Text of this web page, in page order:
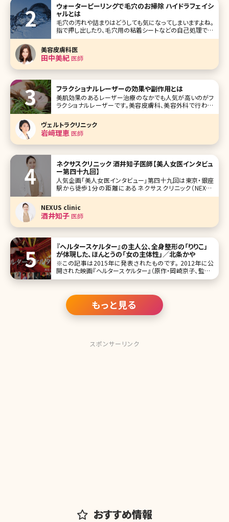
ウォーターピーリングで毛穴のお掃除 ハイドラフェイシ
ャルとは
毛穴の汚れや詰まりはどうしても気になってしまいますよね。
指で押し出したり、毛穴用の粘着シートなどの自己処理で無
理に毛穴詰まりを解消しようとするとお肌を傷つけてしまっ
たり、負荷がかかることによって毛穴が広がってしまい目立
ってしまうなどトラブルの原因となります。 ハイドラフェイシ
ャルはピーリングの
美容皮膚科医
田中美紀医師
フラクショナルレーザーの効果や副作用とは
美肌効果のあるレーザー治療のなかでも人気が高いのがフ
ラクショナルレーザーです。美容皮膚科、美容外科で行われ
るレーザーの治療はいくつか種類がありますが、フラクショナ
ルレーザーにはどのような特徴があるのでしょうか。ここでは
フラクショナルレーザーの基本的な知識から最新の施術情
報まで詳しくお伝えしていきます
ヴェルトラクリニック
岩﨑理恵医師
ネクサスクリニック 酒井知子医師【美人女医インタビュ
ー第四十九回】
人気企画「美人女医インタビュー」第四十九回は東京・銀座
駅から徒歩1分の距離にあるネクサスクリニック（NEXUS
clinic）で院長を務める酒井知子（さかい ともこ）医師です。
管理栄養士から医師という異色の経歴をもつ酒井医師。女
医ママとして日々施術と育児に奮闘しています。二重術、糸リ
フトなど
NEXUS clinic
酒井知子医師
『ヘルタースケルター』の主人公、全身整形の「りりこ」
が体現した、ほんとうの「女の主体性」／北条かや
※この記事は2015年に発表されたものです。 2012年に公
開された映画『ヘルタースケルター』（原作・岡崎京子、監督・
蜷川実花）は、同じ女として衝撃的だった。いわずとしれたス
上り詰めるも、
もっと見る
スポンサーリンク
おすすめ情報